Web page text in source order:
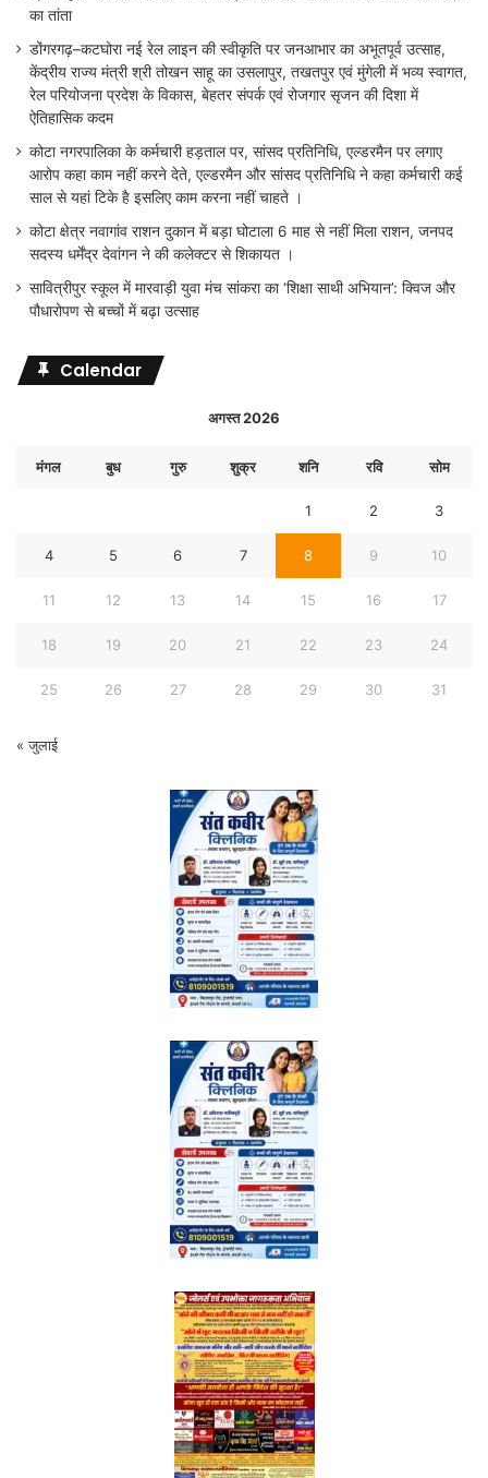
का तांता
डोंगरगढ़–कटघोरा नई रेल लाइन की स्वीकृति पर जनआभार का अभूतपूर्व उत्साह,
केंद्रीय राज्य मंत्री श्री तोखन साहू का उसलापुर, तखतपुर एवं मुंगेली में भव्य स्वागत,
रेल परियोजना प्रदेश के विकास, बेहतर संपर्क एवं रोजगार सृजन की दिशा में
ऐतिहासिक कदम
कोटा नगरपालिका के कर्मचारी हड़ताल पर, सांसद प्रतिनिधि, एल्डरमैन पर लगाए
आरोप कहा काम नहीं करने देते, एल्डरमैन और सांसद प्रतिनिधि ने कहा कर्मचारी कई
साल से यहां टिके है इसलिए काम करना नहीं चाहते ।
कोटा क्षेत्र नवागांव राशन दुकान में बड़ा घोटाला 6 माह से नहीं मिला राशन, जनपद
सदस्य धर्मेंद्र देवांगन ने की कलेक्टर से शिकायत ।
सावित्रीपुर स्कूल में मारवाड़ी युवा मंच सांकरा का ‘शिक्षा साथी अभियान’: क्विज और
पौधारोपण से बच्चों में बढ़ा उत्साह
Calendar
अगस्त 2026
मंगल बुध गुरु शुक्र शनि रवि सोम
1 2 3
4 5 6 7 8 9 10
11 12 13 14 15 16 17
18 19 20 21 22 23 24
25 26 27 28 29 30 31
« जुलाई